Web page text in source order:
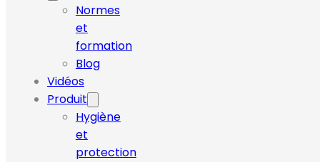
Normes
et
formation
Blog
Vidéos
Produit
Hygiène
et
protection